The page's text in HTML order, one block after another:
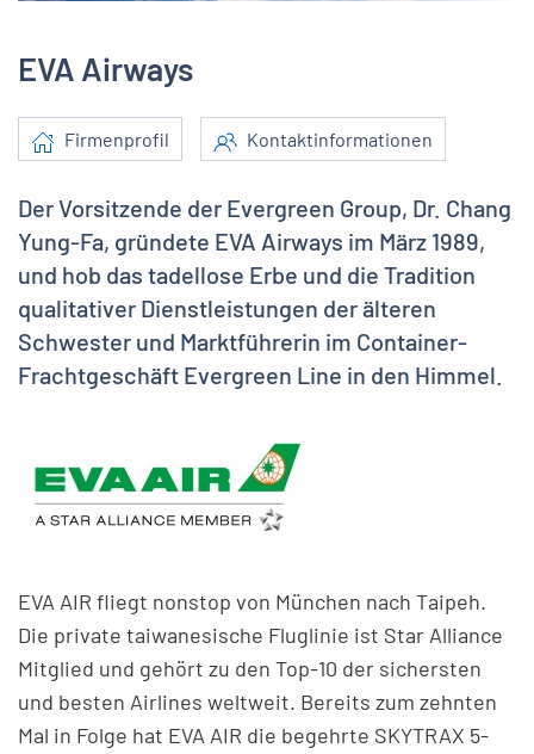
EVA Airways
Firmenprofil Kontaktinformationen
Der Vorsitzende der Evergreen Group, Dr. Chang
Yung-Fa, gründete EVA Airways im März 1989,
und hob das tadellose Erbe und die Tradition
qualitativer Dienstleistungen der älteren
Schwester und Marktführerin im Container-
Frachtgeschäft Evergreen Line in den Himmel.
EVA AIR fliegt nonstop von München nach Taipeh.
Die private taiwanesische Fluglinie ist Star Alliance
Mitglied und gehört zu den Top-10 der sichersten
und besten Airlines weltweit. Bereits zum zehnten
Mal in Folge hat EVA AIR die begehrte SKYTRAX 5-